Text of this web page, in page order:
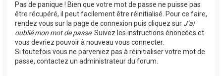
Pas de panique ! Bien que votre mot de passe ne puisse pas
être récupéré, il peut facilement être réinitialisé. Pour ce faire,
rendez vous sur la page de connexion puis cliquez sur J’ai
oublié mon mot de passe. Suivez les instructions énoncées et
vous devriez pouvoir à nouveau vous connecter.
Si toutefois vous ne parveniez pas à réinitialiser votre mot de
passe, contactez un administrateur du forum.